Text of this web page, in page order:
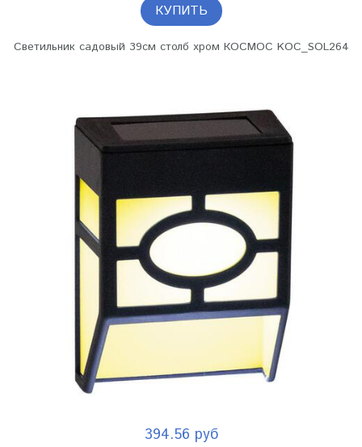
КУПИТЬ
Светильник садовый 39см столб хром КОСМОС KOC_SOL264
394.56 руб